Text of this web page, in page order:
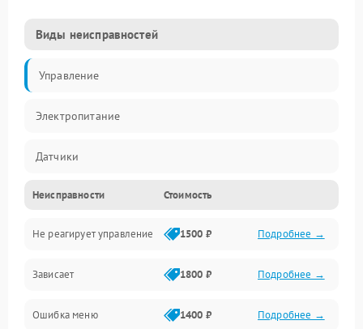
Виды неисправностей
Управление
Электропитание
Датчики
Навигация
Неисправности Стоимость
Не реагирует управление 1500 ₽ Подробнее →
Зависает 1800 ₽ Подробнее →
Ошибка меню 1400 ₽ Подробнее →